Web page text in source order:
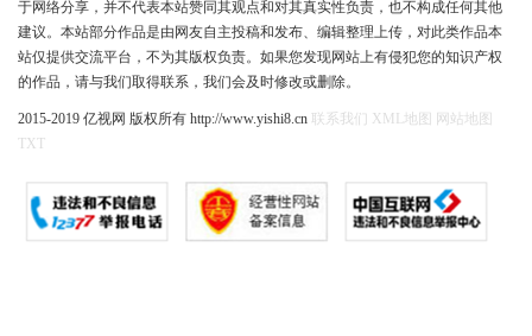
于网络分享，并不代表本站赞同其观点和对其真实性负责，也不构成任何其他
建议。本站部分作品是由网友自主投稿和发布、编辑整理上传，对此类作品本
站仅提供交流平台，不为其版权负责。如果您发现网站上有侵犯您的知识产权
的作品，请与我们取得联系，我们会及时修改或删除。
2015-2019 亿视网 版权所有 http://www.yishi8.cn 联系我们 XML地图
网站地图
TXT